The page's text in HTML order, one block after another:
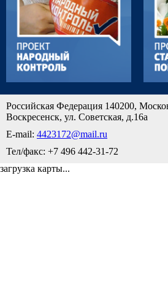
Российская Федерация 140200,
Воскресенск, ул. Советская, д.16а
E-mail: 4423172@mail.ru
Тел/факс: +7 496 442-31-72
загрузка карты...